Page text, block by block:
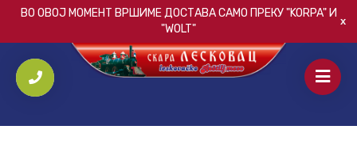
ВО ОВОЈ МОМЕНТ ВРШИМЕ ДОСТАВА САМО ПРЕКУ"KORPA"И
"WOLT"
ПОЧЕТНА